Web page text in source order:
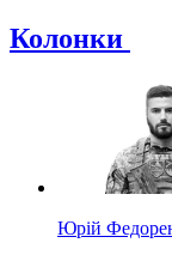
Колонки
Юрій